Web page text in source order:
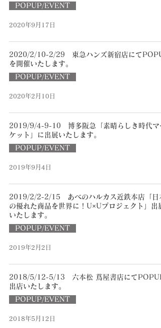
POPUP/EVENT
2020年9月17日
2020/2/10-2/29 東急ハンズ新宿店にて
を開催いたします。
POPUP/EVENT
2020年2月10日
2019/9/4-9-10 博多阪急「素晴らしき時代マ
ケット」に出展いたします。
POPUP/EVENT
2019年9月4日
2019/2/2-2/15 あべのハルカス近鉄本店「日
の優れた商品を世界に！U×Uプロジェクト」出展
いたします。
POPUP/EVENT
2019年2月2日
2018/5/12-5/13 六本松 蔦屋書店にてPOPUP
出店いたします。
POPUP/EVENT
2018年5月12日